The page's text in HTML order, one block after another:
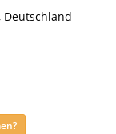
Deutschland